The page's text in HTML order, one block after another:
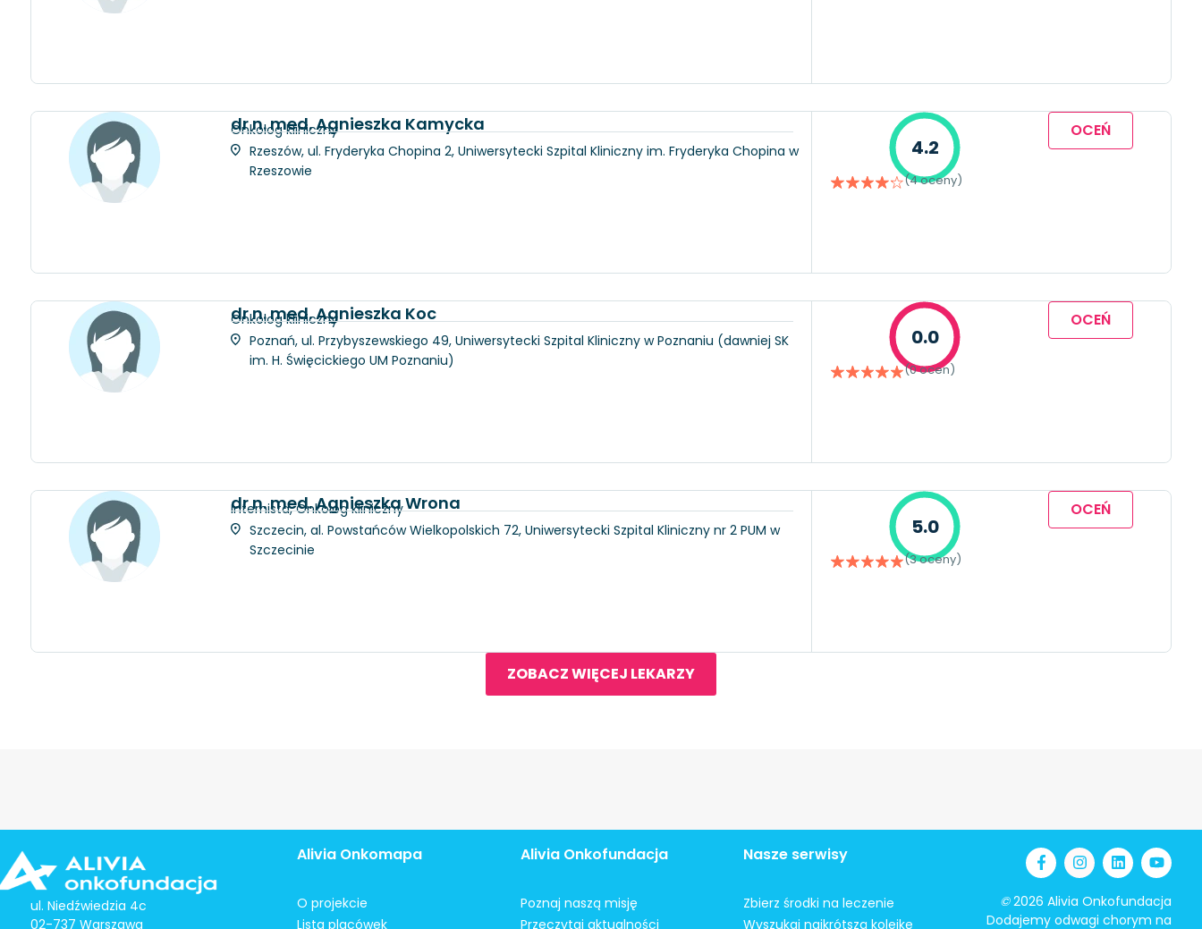
dr n. med. Agnieszka Kamycka
Onkolog kliniczny
Rzeszów, ul. Fryderyka Chopina 2, Uniwersytecki Szpital Kliniczny im. Fryderyka Chopina w
Rzeszowie
4.2
(4 oceny)
OCEŃ
dr n. med. Agnieszka Koc
Onkolog kliniczny
Poznań, ul. Przybyszewskiego 49, Uniwersytecki Szpital Kliniczny w Poznaniu (dawniej SK
im. H. Święcickiego UM Poznaniu)
0.0
(0 ocen)
OCEŃ
dr n. med. Agnieszka Wrona
Internista, Onkolog kliniczny
Szczecin, al. Powstańców Wielkopolskich 72, Uniwersytecki Szpital Kliniczny nr 2 PUM w
Szczecinie
5.0
(3 oceny)
OCEŃ
ZOBACZ WIĘCEJ LEKARZY
ul. Niedźwiedzia 4c
02-737 Warszawa
Alivia Onkomapa
O projekcie
Lista placówek
Alivia Onkofundacja
Poznaj naszą misję
Przeczytaj aktualności
Nasze serwisy
Zbierz środki na leczenie
Wyszukaj najkrótszą kolejkę
©2026 Alivia Onkofundacja
Dodajemy odwagi chorym na